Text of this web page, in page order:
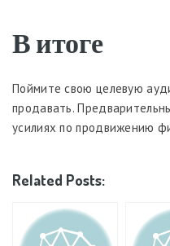
В итоге
Поймите свою целевую
продавать.
усилиях по продвижению
Related Posts: